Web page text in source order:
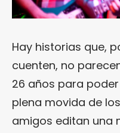
Hay historias que,
cuenten, no
26 años para
plena movida de
amigos editan una